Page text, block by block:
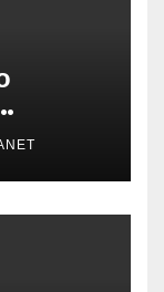
της